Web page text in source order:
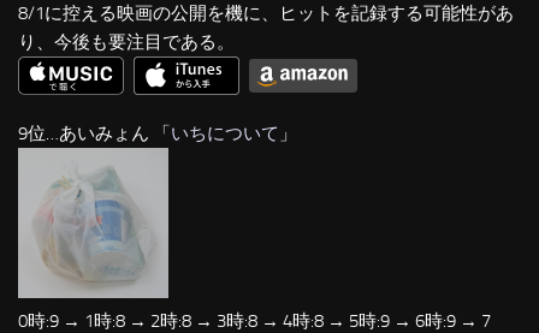
8/1に控える映画の公開を機に、ヒットを記録する可能性があ
り、今後も要注目である。
9位…あいみょん 「いちについて 」
0時:9 → 1時:8 → 2時:8 → 3時:8 → 4時:8 → 5時:9 → 6時:9 → 7